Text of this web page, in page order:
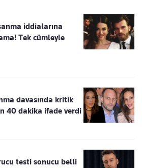
iddialarına
Tek cümleyle
davasında kritik
40 dakika ifade verdi
testi sonucu belli